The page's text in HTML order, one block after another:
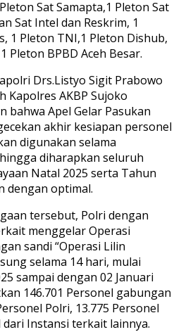
Sat Samapta,1 Pleton Sat
Sat Intel dan Reskrim, 1
1 Pleton TNI,1 Pleton Dishub,
Pleton BPBD Aceh Besar.
Drs.Listyo Sigit Prabowo
Kapolres AKBP Sujoko
bahwa Apel Gelar Pasukan
akhir kesiapan personel
digunakan selama
diharapkan seluruh
Natal 2025 serta Tahun
dengan optimal.
tersebut, Polri dengan
menggelar Operasi
sandi “Operasi Lilin
selama 14 hari, mulai
sampai dengan 02 Januari
146.701 Personel gabungan
Polri, 13.775 Personel
dari Instansi terkait lainnya.